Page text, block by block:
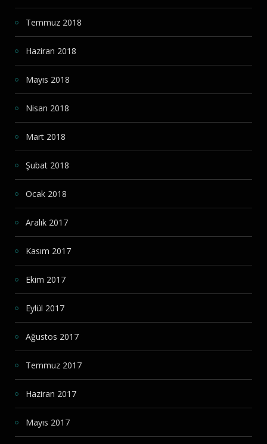
Temmuz 2018
Haziran 2018
Mayıs 2018
Nisan 2018
Mart 2018
Şubat 2018
Ocak 2018
Aralık 2017
Kasım 2017
Ekim 2017
Eylül 2017
Ağustos 2017
Temmuz 2017
Haziran 2017
Mayıs 2017